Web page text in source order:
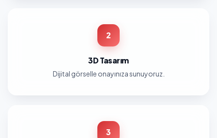
2
3D Tasarım
Dijital görselle onayınıza sunuyoruz.
3